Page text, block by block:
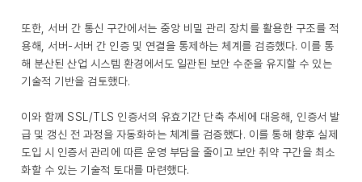
또한, 서버 간 통신 구간에서는 중앙 비밀 관리 장치를 활용한 구조를 적
용해, 서버-서버 간 인증 및 연결을 통제하는 체계를 검증했다. 이를 통
해 분산된 산업 시스템 환경에서도 일관된 보안 수준을 유지할 수 있는
기술적 기반을 검토했다.
이와 함께 SSL/TLS 인증서의 유효기간 단축 추세에 대응해, 인증서 발
급 및 갱신 전 과정을 자동화하는 체계를 검증했다. 이를 통해 향후 실제
도입 시 인증서 관리에 따른 운영 부담을 줄이고 보안 취약 구간을 최소
화할 수 있는 기술적 토대를 마련했다.